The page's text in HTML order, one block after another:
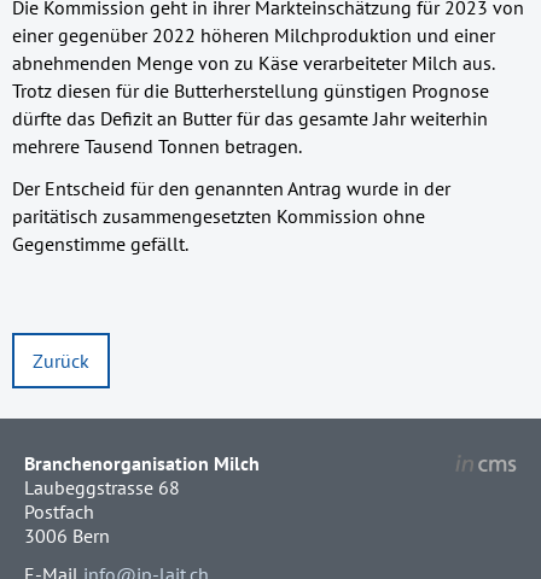
Die Kommission geht in ihrer Markteinschätzung für 2023 von
einer gegenüber 2022 höheren Milchproduktion und einer
abnehmenden Menge von zu Käse verarbeiteter Milch aus.
Trotz diesen für die Butterherstellung günstigen Prognose
dürfte das Defizit an Butter für das gesamte Jahr weiterhin
mehrere Tausend Tonnen betragen.
Der Entscheid für den genannten Antrag wurde in der
paritätisch zusammengesetzten Kommission ohne
Gegenstimme gefällt.
Zurück
Branchenorganisation Milch
Laubeggstrasse 68
Postfach
3006 Bern
E-Mail info@ip-lait.ch